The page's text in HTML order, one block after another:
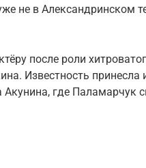
не в Александринском
после роли
Известность принесла
где Паламарчук